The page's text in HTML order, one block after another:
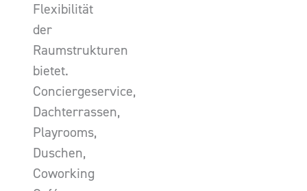
Flexibilität
der
Raumstrukturen
bietet.
Conciergeservice,
Dachterrassen,
Playrooms,
Duschen,
Coworking